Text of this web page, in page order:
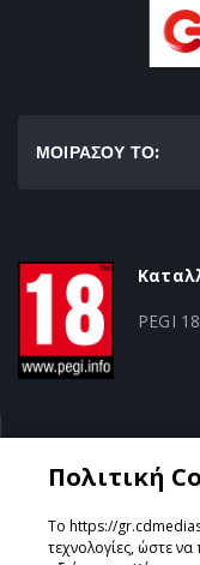
ΜΟΙΡΑΣΟΥ ΤΟ:
PEGI 18
Action/RPG
Πολιτική
Το https://
τεχνολογίες, ώστε